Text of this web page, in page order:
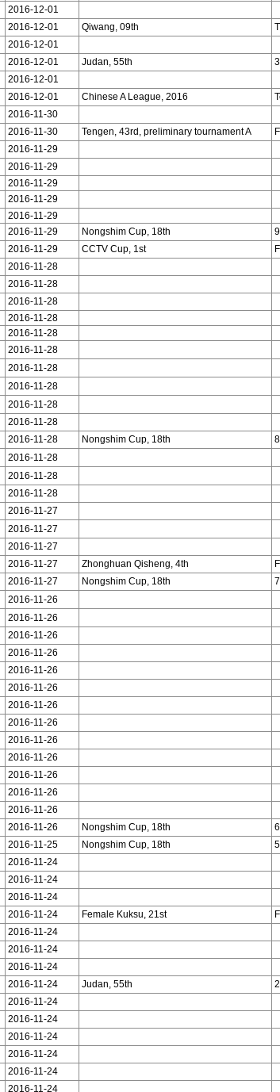
2016-12-01
2016-12-01 Qiwang, 09th
2016-12-01
2016-12-01 Judan, 55th
2016-12-01
2016-12-01 Chinese A League, 2016
2016-11-30
2016-11-30 Tengen, 43rd, preliminary tournament A
2016-11-29
2016-11-29
2016-11-29
2016-11-29
2016-11-29
2016-11-29 Nongshim Cup, 18th
2016-11-29 CCTV Cup, 1st
2016-11-28
2016-11-28
2016-11-28
2016-11-28
2016-11-28
2016-11-28
2016-11-28
2016-11-28
2016-11-28
2016-11-28
2016-11-28 Nongshim Cup, 18th
2016-11-28
2016-11-28
2016-11-28
2016-11-27
2016-11-27
2016-11-27
2016-11-27 Zhonghuan Qisheng, 4th
2016-11-27 Nongshim Cup, 18th
2016-11-26
2016-11-26
2016-11-26
2016-11-26
2016-11-26
2016-11-26
2016-11-26
2016-11-26
2016-11-26
2016-11-26
2016-11-26
2016-11-26
2016-11-26
2016-11-26 Nongshim Cup, 18th
2016-11-25 Nongshim Cup, 18th
2016-11-24
2016-11-24
2016-11-24
2016-11-24 Female Kuksu, 21st
2016-11-24
2016-11-24
2016-11-24
2016-11-24 Judan, 55th
2016-11-24
2016-11-24
2016-11-24
2016-11-24
2016-11-24
2016-11-24